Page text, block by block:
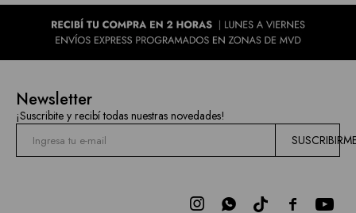
Newsletter
¡Suscribite y recibí todas nuestras novedades!

 